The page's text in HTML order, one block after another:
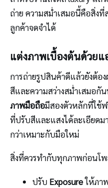
ถ่าย ความสม่ำเสมอนี้คือสิ่งที่
ลูกค้าจดจำได้
แต่งภาพเบื้องต้นด้วย
การถ่ายรูปสินค้าดีแล้วยังต้อ
สีและความสว่างสม่ำเสมอ
ภาพมือถือมีสองตัวหลักที่ใช้
ที่ปรับสีและแสงได้ละเอียดม
กว่าเหมาะกับมือใหม่
สิ่งที่ควรทำกับทุกภาพก่อนโ
ปรับ Exposureให้ภา